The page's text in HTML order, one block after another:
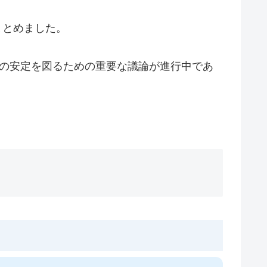
めました。
安定を図るための重要な議論が進行中であ